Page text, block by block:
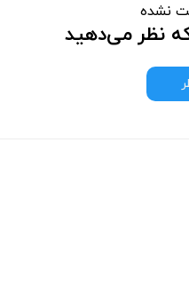
نشده
نظر می‌دهید